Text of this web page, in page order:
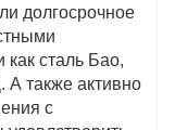
долгосрочное
сталь Бао,
А также активно
с